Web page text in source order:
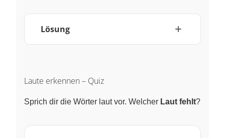
Lösung
Laute erkennen – Quiz
Sprich dir die Wörter laut vor. Welcher Laut fehlt?